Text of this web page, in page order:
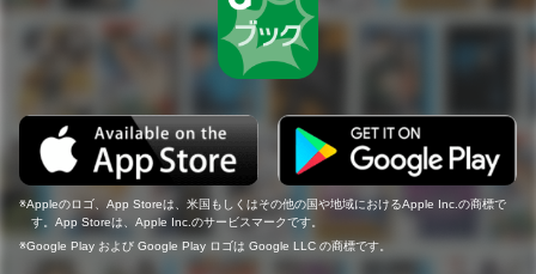
Appleのロゴ、App Storeは、米国もしくはその他の国や地域におけるApple Inc.の商標で
す。App Storeは、Apple Inc.のサービスマークです。
Google Play および Google Play ロゴは Google LLC の商標です。